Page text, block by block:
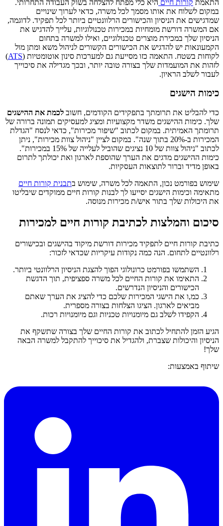
התאמת קורות חיים היא כלי מפתח להצלחה בשוק העבודה התחרותי.
במקום לשלוח את אותו מסמך לכל משרה, כדאי לערוך שינויים
שמדגישים את הניסיון והכישורים הרלוונטיים ביותר לכל תפקיד. לדוגמה,
אם המשרה דורשת מומחיות במכירות טכנולוגיות, עלייך להדגיש את
הניסיון שלך במכירת מוצרים טכנולוגיים, ואילו למשרה בתחום
הקמעונאות יש להדגיש את הכישורים הקשורים לניהול משא ומתן מול
לקוחות בשטח. התאמה כזו מסייעת גם למערכות סינון אוטומטיות (ATS
)
לזהות את המועמדות שלך בצורה טובה יותר, ובכך מגדילה את סיכוייך
לעבור לשלב הראיון.
כימות הישגים
כדי להבליט את תרומתך בתפקידים הקודמים, חשוב לכמת את ההישגים
שלך. כימות ההישגים משדר מקצועיות ומציג למעסיקים תמונה ברורה של
תרומתך האמיתית. במקום לכתוב "שיפור מכירות", כדאי לנסח "הגדלת
המכירות ב-20% בתוך שנה". במקום לציין "ניהול צוות מכירות", ניתן
לכתוב "ניהול צוות של 10 נציגים שהוביל לעלייה של 15% במכירות".
כימות ההישגים מדגים את הערך שהוספת לארגון ואת יכולתך לתרום
באופן מדיד וברור לתוצאות העסקיות.
שימוש בפורמט נכון, התאמה לכל משרה, שימוש בתבנית קורות חיים
מתאימה וכימות הישגים יסייעו לך לבנות קורות חיים ממוקדים שיבליטו
את היכולות שלך בתור איש/ת מכירות מנוסה.
סיכום והמלצות לכתיבת קורות חיים למכירות
כתיבת קורות חיים לתפקיד מכירות דורשת מיקוד בהישגים ובכישורים
רלוונטיים לתחום. הנה כמה נקודות עיקריות שכדאי לזכור:
השתמשו בפורמט כרונולוגי הפוך להצגת הניסיון הרלוונטי ביותר.
התאימו את קורות החיים לכל משרה ספציפית, תוך הדגשת
הכישורים והניסיון הנדרשים.
כמ,ו את הישגי המכירות שלכם כדי להציג את הערך שאתם
מביאים לארגון. הציגו הצלחות בצורה מספרית.
הקפידו לשלב גם מיומנויות טכניות וגם מיומנויות רכות.
הגיע הזמן להתחיל לכתוב את קורות החיים שלך בצורה שתשקף את
הניסיון והיכולות שצברת, ולהגדיל את סיכוייך להתקבל למשרה הבאה
שלך!
שיתוף באמצעות: